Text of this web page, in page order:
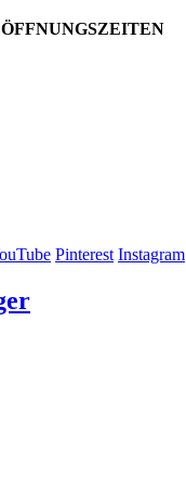
Pinterest Instagram